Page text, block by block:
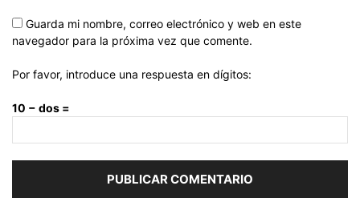
Guarda mi nombre, correo electrónico y web en este
navegador para la próxima vez que comente.
Por favor, introduce una respuesta en dígitos:
10 − dos =